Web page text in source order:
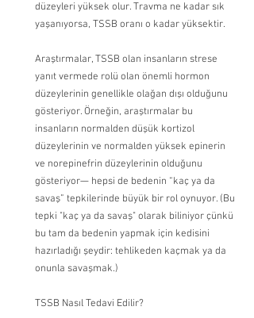
düzeyleri yüksek olur. Travma ne kadar sık
yaşanıyorsa, TSSB oranı o kadar yüksektir.
Araştırmalar, TSSB olan insanların strese
yanıt vermede rolü olan önemli hormon
düzeylerinin genellikle olağan dışı olduğunu
gösteriyor. Örneğin, araştırmalar bu
insanların normalden düşük kortizol
düzeylerinin ve normalden yüksek epinerin
ve norepinefrin düzeylerinin olduğunu
gösteriyor— hepsi de bedenin “kaç ya da
savaş” tepkilerinde büyük bir rol oynuyor. (Bu
tepki "kaç ya da savaş" olarak biliniyor çünkü
bu tam da bedenin yapmak için kedisini
hazırladığı şeydir: tehlikeden kaçmak ya da
onunla savaşmak.)
TSSB Nasıl Tedavi Edilir?